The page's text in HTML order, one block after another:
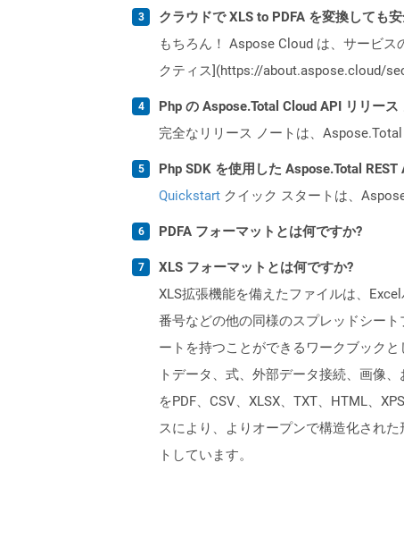
クラウドで XLS to PDFA を変換しても
もちろん！ Aspose Cloud は、サービ
クティス](https://about.aspose.cloud/
Php の Aspose.Total Cloud API リリー
完全なリリース ノートは、
Php SDK を使用した Aspose.Total
Quickstart クイック スタートは、
PDFA フォーマットとは何ですか?
XLS フォーマットとは何ですか?
XLS拡張機能を備えたファイルは、
番号などの他の同様のスプレッドシー
ートを持つことができるワークブック
トデータ、式、外部データ接続、画像
をPDF、CSV、XLSX、TXT、HTML、
スにより、よりオープンで構造化され
トしています。